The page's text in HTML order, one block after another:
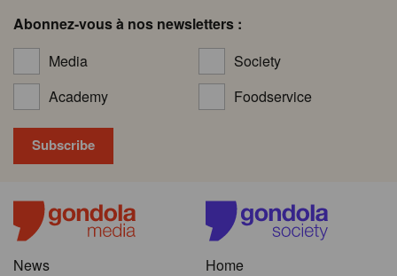
Abonnez-vous à nos newsletters :
Media
Society
Academy
Foodservice
News
Home